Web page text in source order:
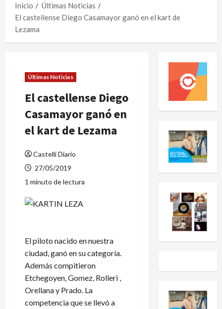
Inicio
Últimas Noticias
El castellense Diego Casamayor ganó en el kart de
Lezama
Últimas Noticias
El castellense Diego
Casamayor ganó en
el kart de Lezama
Castelli Diario
27/05/2019
1 minuto de lectura
El piloto nacido en nuestra
ciudad, ganó en su categoría.
Además compitieron
Etchegoyen, Gomez, Rolleri ,
Orellana y Prado. La
competencia que se llevó a